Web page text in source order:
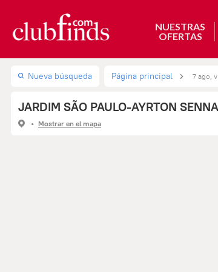
NUESTRAS
OFERTAS
Nueva búsqueda Página principal 7 ago,
JARDIM SÃO PAULO-AYRTON SENNA
Mostrar en el mapa